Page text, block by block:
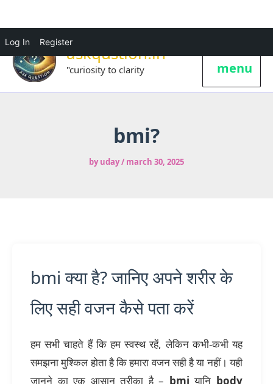
Log In Register
askqustion.in
"curiosity to clarity menu
bmi?
byuday/ march 30, 2025
bmi क्या है? जानिए अपने शरीर के
लिए सही वजन कैसे पता करें
हम सभी चाहते हैं कि हम स्वस्थ रहें, लेकिन कभी-कभी यह
समझना मुश्किल होता है कि हमारा वजन सही है या नहीं। यही
जानने का एक आसान तरीका है – bmi यानि body